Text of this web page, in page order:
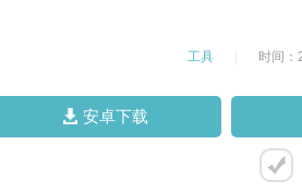
工具 时间：
安卓下载